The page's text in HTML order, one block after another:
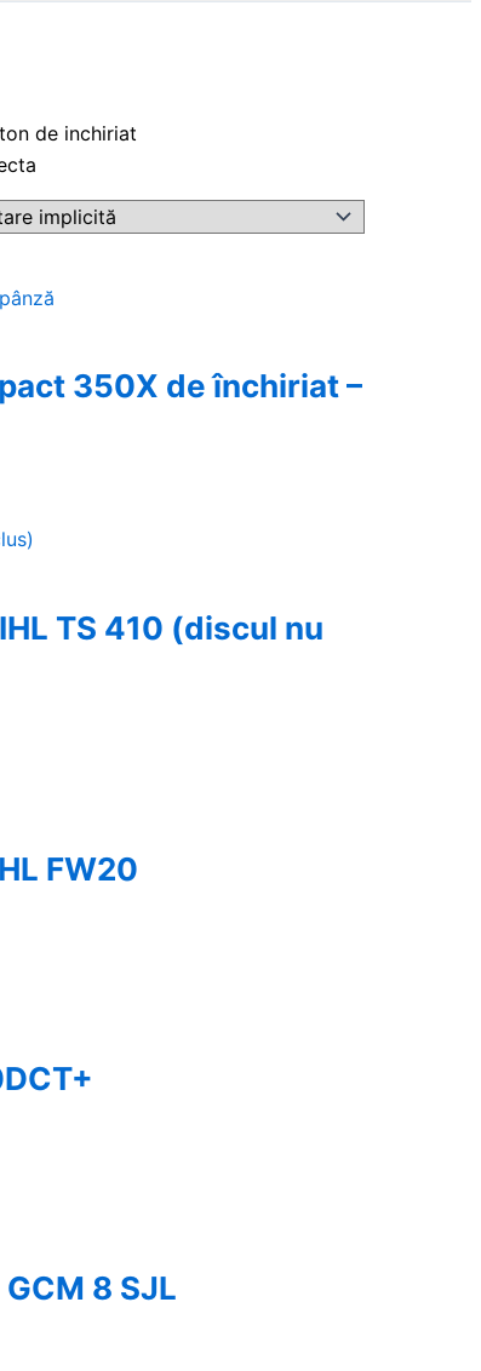
de inchiriat
350X de închiriat –
TS 410 (discul nu
FW20
8 SJL